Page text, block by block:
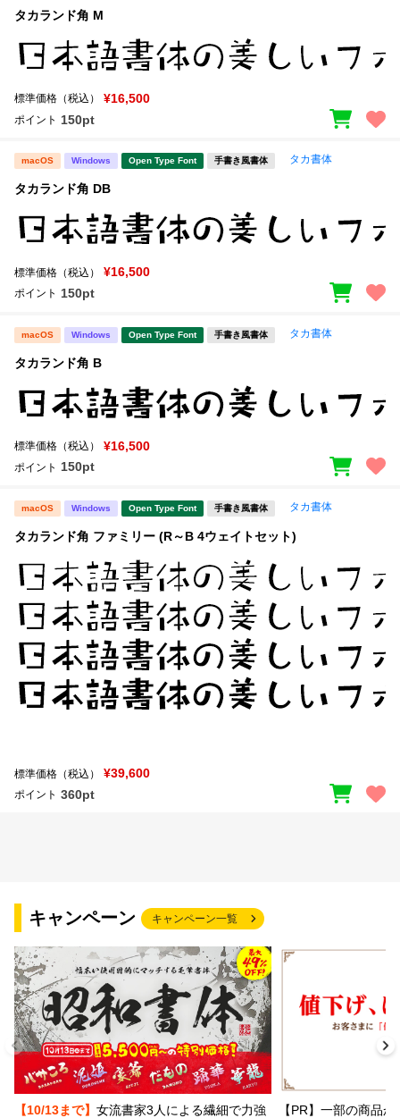
マイページ
お気に入り
ご利用ガイド
よくあるご質問
宋朝体
教科書体 行書体
江戸文字
すべてを表示
セット or 単体
文字種類
リセット 検索
タカランド角 M
標準価格（税込） ¥16,500
ポイント 150pt
macOS Windows Open Type Font 手書き風書体 タカ書体
タカランド角 DB
標準価格（税込） ¥16,500
ポイント 150pt
macOS Windows Open Type Font 手書き風書体 タカ書体
タカランド角 B
標準価格（税込） ¥16,500
ポイント 150pt
macOS Windows Open Type Font 手書き風書体 タカ書体
タカランド角 ファミリー (R～B 4ウェイトセット)
標準価格（税込） ¥39,600
ポイント 360pt
キャンペーン キャンペーン一覧
【10/13まで】 女流書家3人による繊細で力強 【PR】一部の商品